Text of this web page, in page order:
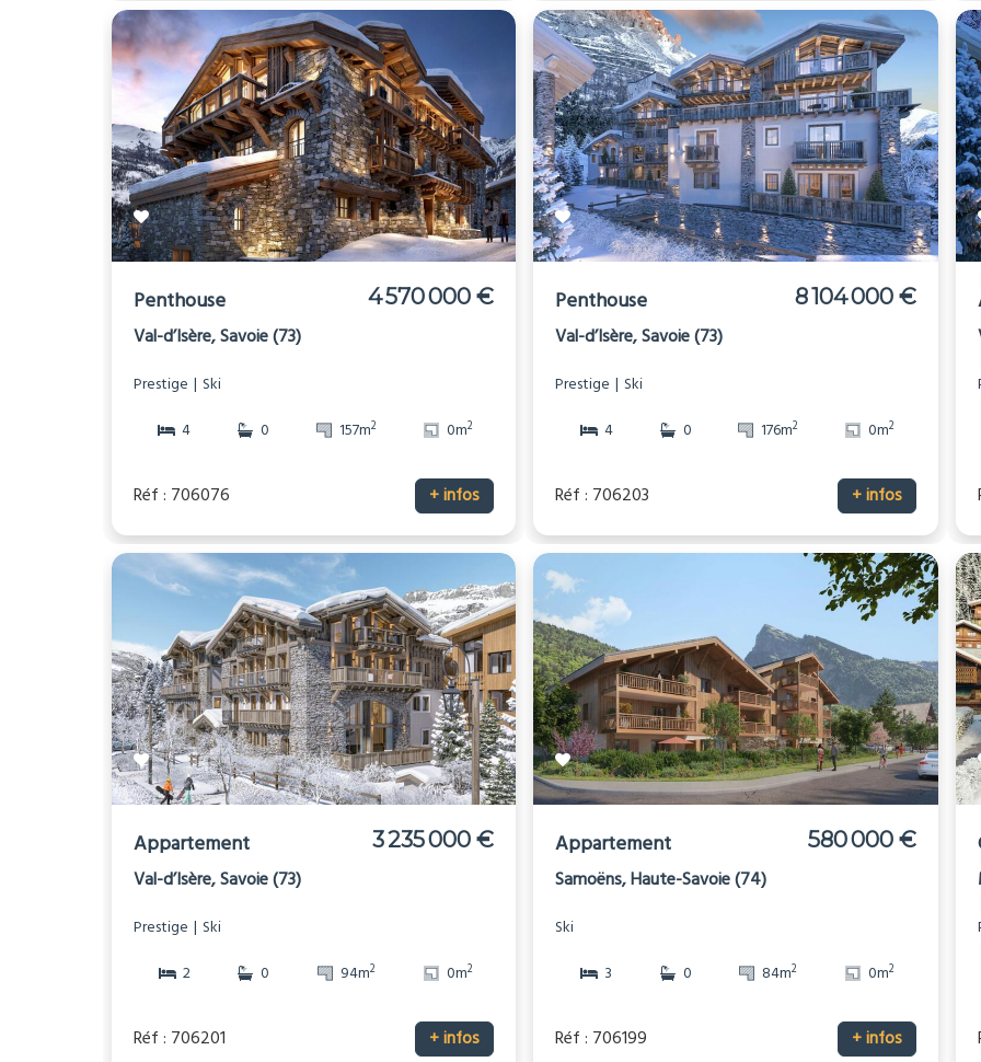
Penthouse 4 570 000 €
Val-d’Isère, Savoie (73)
Prestige
Ski
4
0 157m2 0m2
Réf : 706076 + infos
Penthouse 8 104 000 €
Val-d’Isère, Savoie (73)
Prestige
Ski
4
0 176m2 0m2
Réf : 706203 + infos
Appartement 3 235 000 €
Val-d’Isère, Savoie (73)
Prestige
Ski
2
0 94m2 0m2
Réf : 706201 + infos
Appartement 580 000 €
Samoëns, Haute-Savoie (74)
Ski
3
0 84m2 0m2
Réf : 706199 + infos